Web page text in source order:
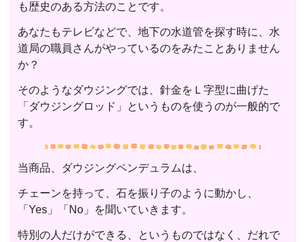
も歴史のある方法のことです。
あなたもテレビなどで、地下の水道管を探す時に、水
道局の職員さんがやっているのをみたことありません
か？
そのようなダウジングでは、針金をＬ字型に曲げた
「ダウジングロッド」というものを使うのが一般的で
す。
当商品、ダウジングペンデュラムは、
チェーンを持って、石を振り子のように動かし、
「Yes」「No」を聞いていきます。
特別の人だけができる、というものではなく、だれで